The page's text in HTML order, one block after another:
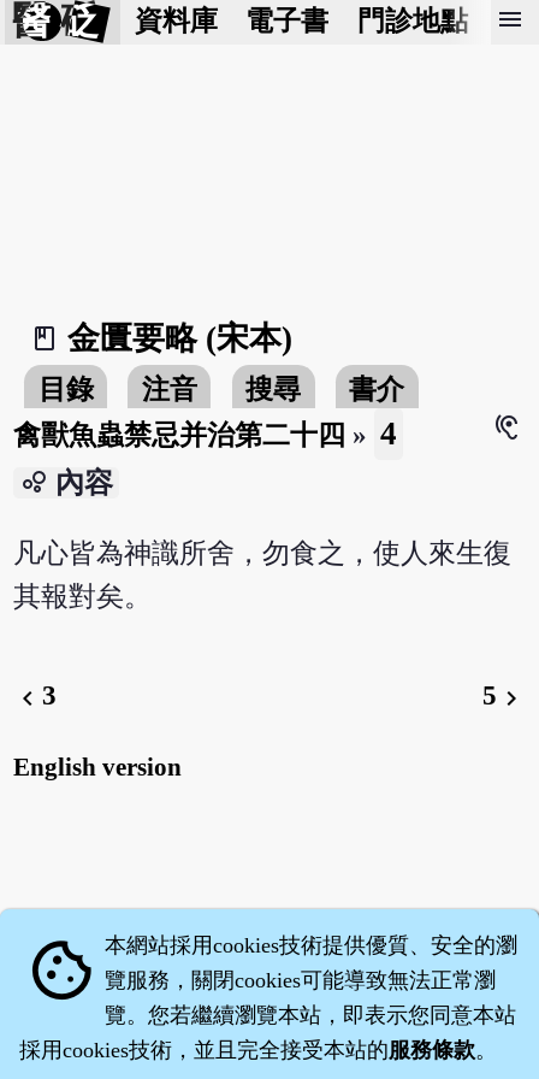
醫 砭 資料庫 電子書 門診地點 預
menu
book_2
金匱要略 (宋本)
目錄 注音 搜尋
書介
禽獸魚蟲禁忌并治第二十四 » 4
hearing
bubble_chart 內容
凡心皆為神識所舍，勿食之，使人來生復
其報對矣。
chevron_left3 5 chevron_right
English version
cookie 本網站採用cookies技術提供優質、安全的瀏
覽服務，關閉cookies可能導致無法正常瀏
覽。您若繼續瀏覽本站，即表示您同意本站
採用cookies技術，並且完全接受本站的服務條款。